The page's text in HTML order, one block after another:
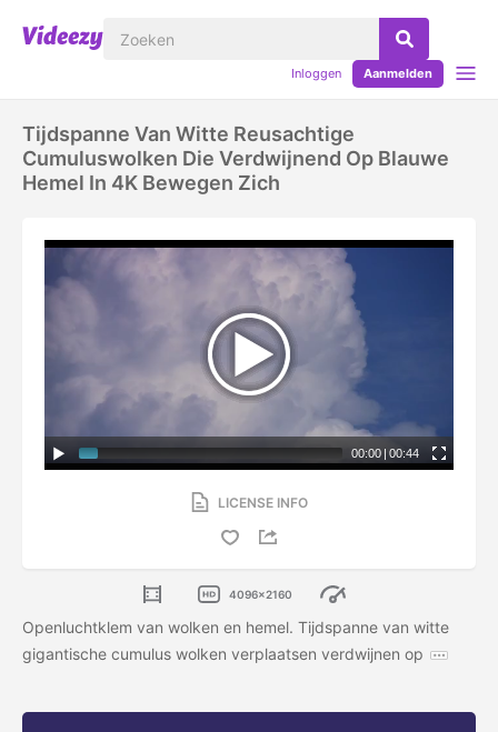
Inloggen Aanmelden
Tijdspanne Van Witte Reusachtige
Cumuluswolken Die Verdwijnend Op Blauwe
Hemel In 4K Bewegen Zich
00:00 | 00:44
LICENSE INFO
4096x2160
Openluchtklem van wolken en hemel. Tijdspanne van witte
gigantische cumulus wolken verplaatsen verdwijnen op